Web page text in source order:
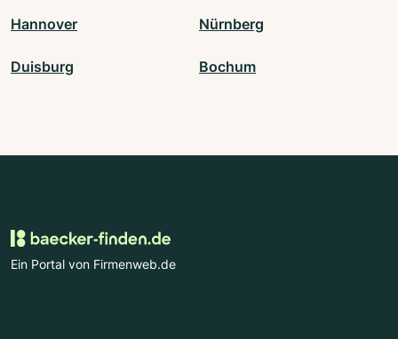
Hannover Nürnberg
Duisburg Bochum
Ein Portal von Firmenweb.de